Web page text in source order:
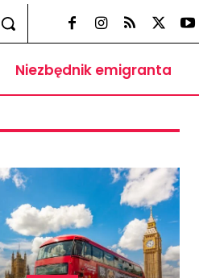
Niezbędnik emigranta